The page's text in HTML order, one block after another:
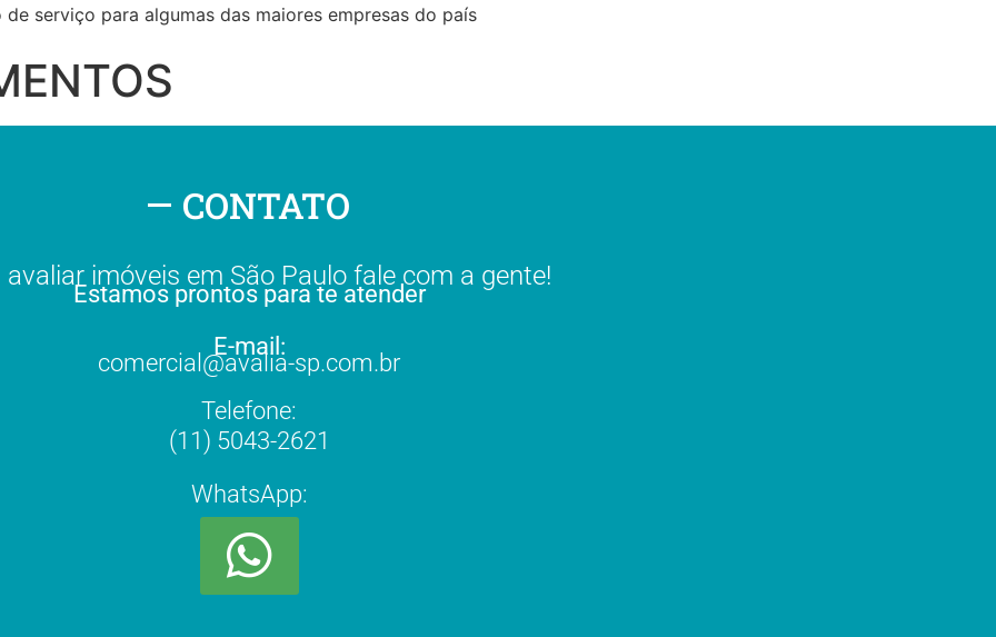
serviço para algumas das maiores empresas do país
CONTATO
avaliar imóveis em São Paulo fale com a gente!
Estamos prontos para te atender
E-mail:
comercial@avalia-sp.com.br
Telefone:
(11) 5043-2621
WhatsApp: